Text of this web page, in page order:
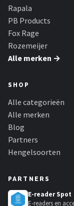
Rapala
PB Products
Fox Rage
Rozemeijer
Alle merken →
SHOP
Alle categorieën
Alle merken
Blog
Partners
Hengelsoorten
PARTNERS
E-reader Spot
E-readers en